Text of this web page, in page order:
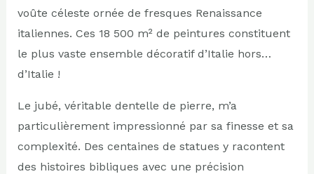
voûte céleste ornée de fresques Renaissance
italiennes. Ces 18 500 m² de peintures constituent
le plus vaste ensemble décoratif d’Italie hors…
d’Italie !
Le jubé, véritable dentelle de pierre, m’a
particulièrement impressionné par sa finesse et sa
complexité. Des centaines de statues y racontent
des histoires bibliques avec une précision